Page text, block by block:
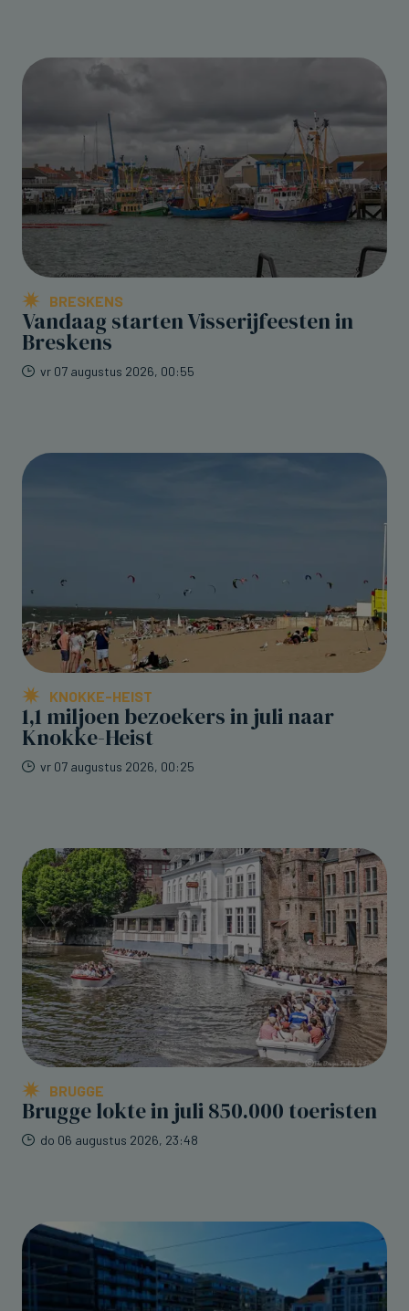
BRESKENS
Vandaag starten Visserijfeesten in
Breskens
vr 07 augustus 2026, 00:55
KNOKKE-HEIST
1,1 miljoen bezoekers in juli naar
Knokke-Heist
vr 07 augustus 2026, 00:25
BRUGGE
Brugge lokte in juli 850.000 toeristen
do 06 augustus 2026, 23:48